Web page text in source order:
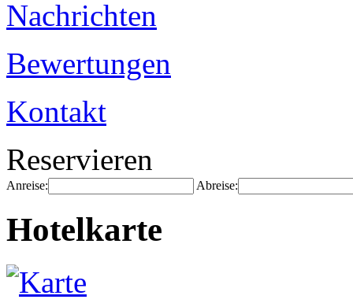
Nachrichten
Bewertungen
Kontakt
Reservieren
Anreise: Abreise:
Hotelkarte